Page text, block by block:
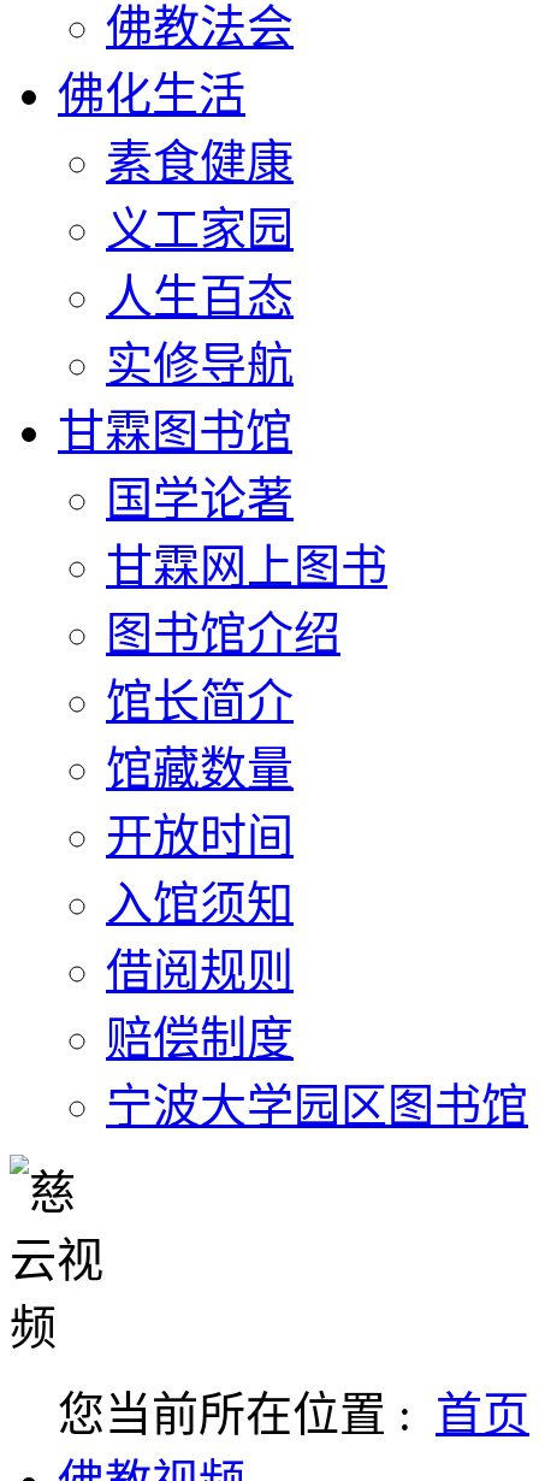
佛教法会
佛化生活
素食健康
义工家园
人生百态
实修导航
甘霖图书馆
国学论著
甘霖网上图书
图书馆介绍
馆长简介
馆藏数量
开放时间
入馆须知
借阅规则
赔偿制度
宁波大学园区图书馆
您当前所在位置 : 首页